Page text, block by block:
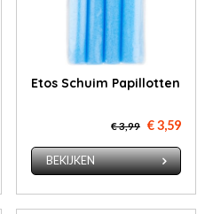
Etos Schuim Papillotten
€ 3,99 € 3,59
BEKIJKEN